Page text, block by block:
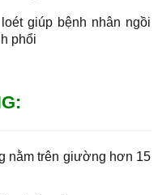
giúp bệnh nhân ngồi
phổi
nằm trên giường hơn 15